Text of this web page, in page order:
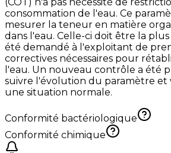
consommation de l'eau. Ce
mesurer la teneur en matière
dans l'eau. Celle-ci doit être la plus
été demandé à l'exploitant de
correctives nécessaires pour
l'eau. Un nouveau contrôle a été
suivre l'évolution du paramètre et
une situation normale.
Conformité bactériologique
Conformité chimique